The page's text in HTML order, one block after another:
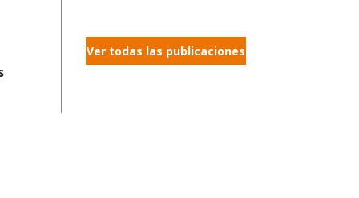
Ver todas las publicaciones